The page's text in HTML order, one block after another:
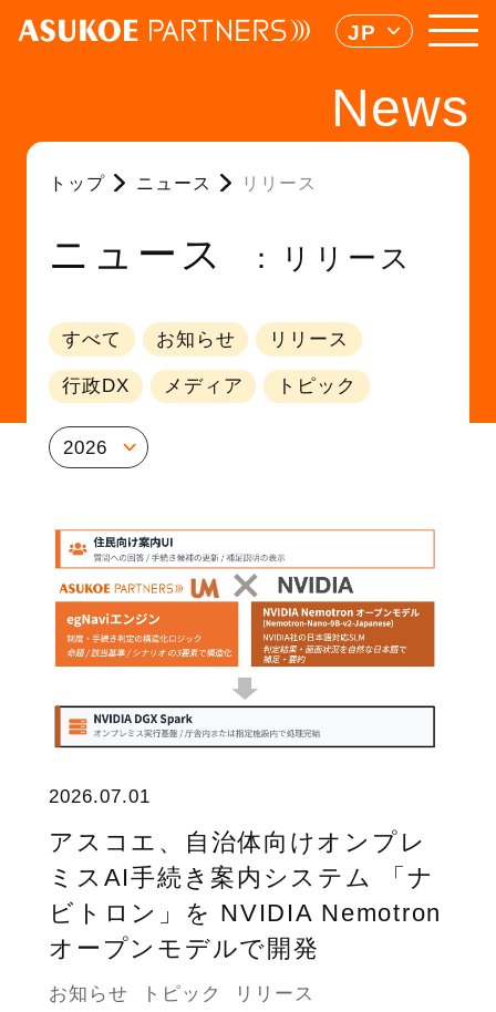
JP
News
トップ ニュース リリース
ニュース リリース
すべて お知らせ リリース
行政DX メディア トピック
2026
2026.07.01
アスコエ、自治体向けオンプレ
ミスAI手続き案内システム 「ナ
ビトロン」を NVIDIA Nemotron
オープンモデルで開発
お知らせ トピック リリース